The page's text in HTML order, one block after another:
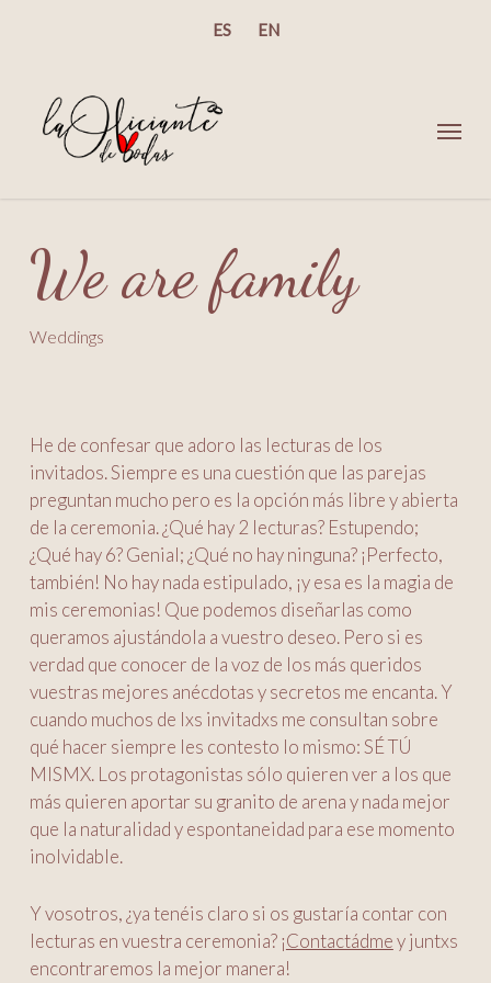
content
ES EN
Menu
We are family
Weddings
He de confesar que adoro las lecturas de los
invitados. Siempre es una cuestión que las parejas
preguntan mucho pero es la opción más libre y abierta
de la ceremonia. ¿Qué hay 2 lecturas? Estupendo;
¿Qué hay 6? Genial; ¿Qué no hay ninguna? ¡Perfecto,
también! No hay nada estipulado, ¡y esa es la magia de
mis ceremonias! Que podemos diseñarlas como
queramos ajustándola a vuestro deseo. Pero si es
verdad que conocer de la voz de los más queridos
vuestras mejores anécdotas y secretos me encanta. Y
cuando muchos de lxs invitadxs me consultan sobre
qué hacer siempre les contesto lo mismo: SÉ TÚ
MISMX. Los protagonistas sólo quieren ver a los que
más quieren aportar su granito de arena y nada mejor
que la naturalidad y espontaneidad para ese momento
inolvidable.
Y vosotros, ¿ya tenéis claro si os gustaría contar con
lecturas en vuestra ceremonia? ¡Contactádmey juntxs
encontraremos la mejor manera!